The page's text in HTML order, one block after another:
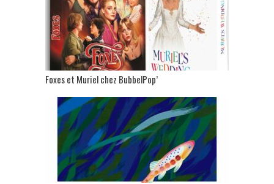
Foxes et Muriel chez BubbelPop’